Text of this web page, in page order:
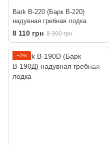
Bark B-220 (Барк В-220)
надувная гребная лодка
8 110 грн 8 300 грн
−2%